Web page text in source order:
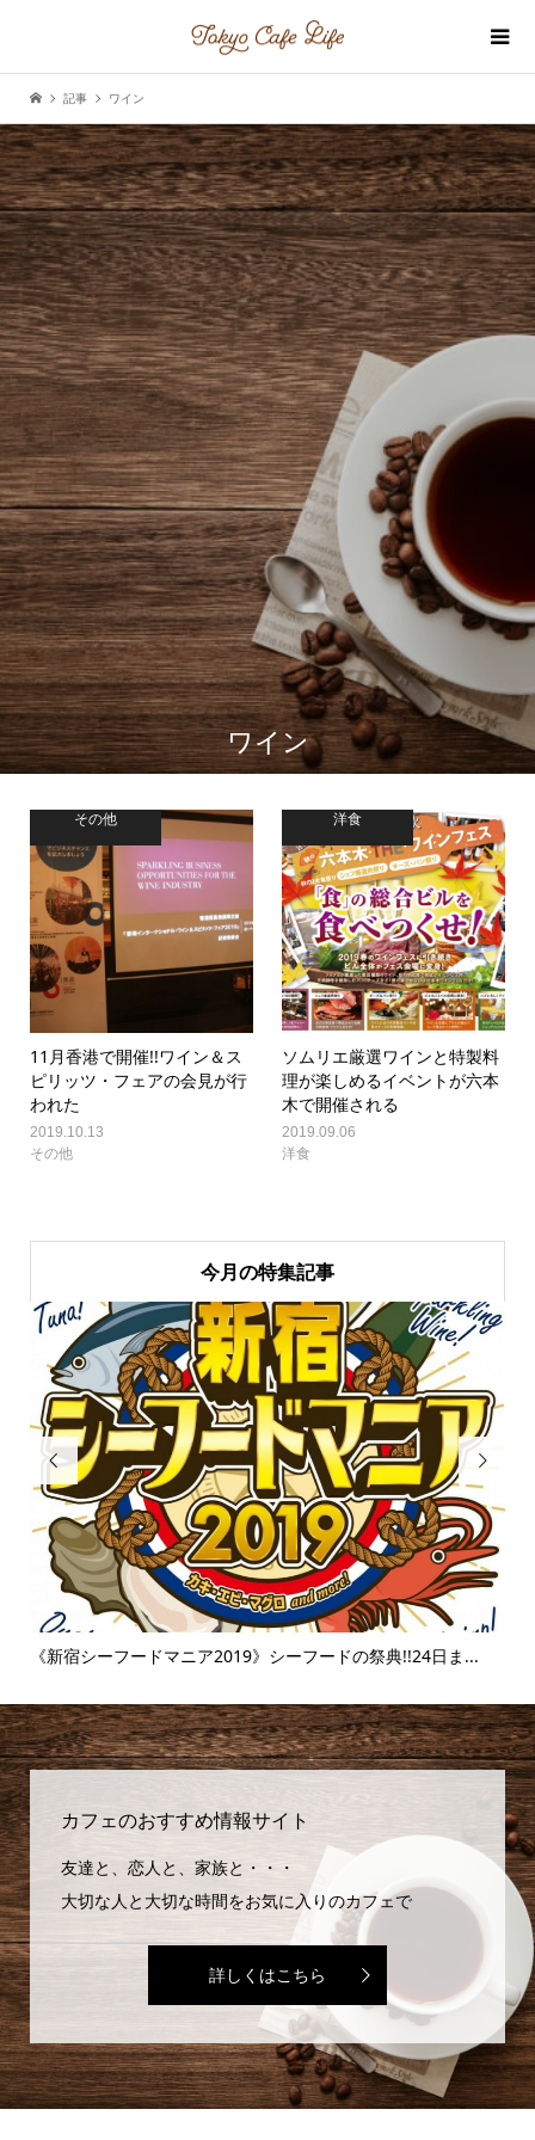
記事 ワイン
ワイン
その他
11月香港で開催!!ワイン＆ス
ピリッツ・フェアの会見が行
われた
2019.10.13
その他
洋食
ソムリエ厳選ワインと特製料
理が楽しめるイベントが六本
木で開催される
2019.09.06
洋食
今月の特集記事

《新宿シーフードマニア2019》シーフードの祭典!!24日ま...

カフェのおすすめ情報サイト
友達と、恋人と、家族と・・・
大切な人と大切な時間をお気に入りのカフェで
詳しくはこちら